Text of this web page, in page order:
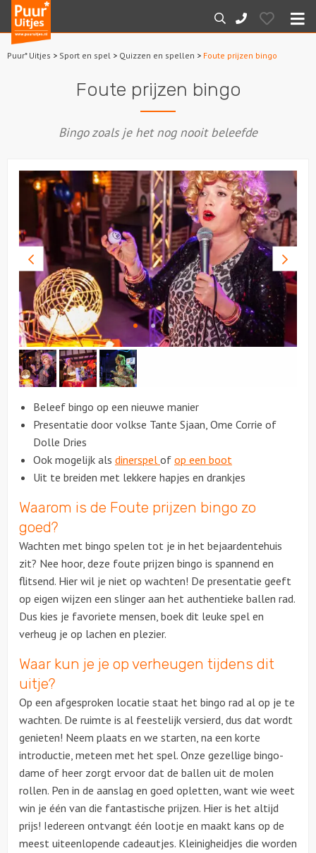
Puur*
Uitjes
Zoeken
088-
7887000
Hearts
Arrangementen
Dagarrangementen
Avondarrangementen
Varen
Boottochten
Losse boothuur
Sport en spel
Citygames
Quizzen en spellen
Speurtochten
Sportieve activiteiten
Creatieve workshops
Culinaire workshops
Actieve workshops
Ludieke workshops
Muzikale workshops
Teamtrainingen
Proeverijen
Rondleidingen
Wandelingen
Puur* Uitjes > Sport en spel > Quizzen en spellen > Foute prijzen bingo
Foute prijzen bingo
Bingo zoals je het nog nooit beleefde
Vorige
foto
foto
Beleef bingo op een nieuwe manier
Presentatie door volkse Tante Sjaan, Ome Corrie of
Dolle Dries
Ook mogelijk als dinerspel of op een boot
Uit te breiden met lekkere hapjes en drankjes
Waarom is de Foute prijzen bingo zo
goed?
Wachten met bingo spelen tot je in het bejaardentehuis
zit? Nee hoor, deze foute prijzen bingo is spannend en
flitsend. Hier wil je niet op wachten! De presentatie geeft
op eigen wijzen een slinger aan het authentieke ballen rad.
Dus kies je favoriete mensen, boek dit leuke spel en
verheug je op lachen en plezier.
Waar kun je je op verheugen tijdens dit
uitje?
Op een afgesproken locatie staat het bingo rad al op je te
wachten. De ruimte is al feestelijk versierd, dus dat wordt
genieten! Neem plaats en we starten, na een korte
introductie, meteen met het spel. Onze gezellige bingo-
dame of heer zorgt ervoor dat de ballen uit de molen
rollen. Pen in de aanslag en goed opletten, want wie weet
win je één van die fantastische prijzen. Hier is het altijd
prijs! Iedereen ontvangt één lootje en maakt kans op de
meest uiteenlopende cadeautjes. Kleinigheidjes die worden